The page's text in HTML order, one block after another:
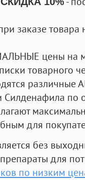
заказе
цены на
товарного
Силденафила по
для
без
для
по низким